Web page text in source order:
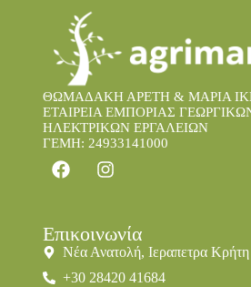
ΘΩΜΑΔΑΚΗ ΑΡΕΤΗ & ΜΑΡΙΑ
ΕΤΑΙΡΕΙΑ ΕΜΠΟΡΙΑΣ
ΗΛΕΚΤΡΙΚΩΝ ΕΡΓΑΛΕΙΩΝ
ΓΕΜΗ: 24933141000
Επικοινωνία
Νέα Ανατολή, Ιεραπετρα
+30 28420 41684